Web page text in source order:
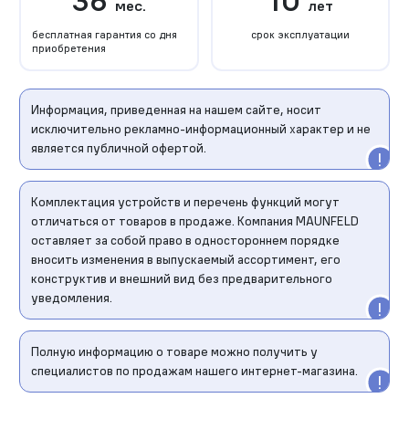
мес.
бесплатная гарантия со дня
приобретения
лет
срок эксплуатации
Информация, приведенная на нашем сайте, носит
исключительно рекламно-информационный характер и не
является публичной офертой.
Комплектация устройств и перечень функций могут
отличаться от товаров в продаже. Компания MAUNFELD
оставляет за собой право в одностороннем порядке
вносить изменения в выпускаемый ассортимент, его
конструктив и внешний вид без предварительного
уведомления.
Полную информацию о товаре можно получить у
специалистов по продажам нашего интернет-магазина.